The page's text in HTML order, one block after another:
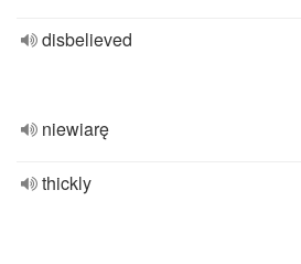
disbelieved
niewiarę
thickly